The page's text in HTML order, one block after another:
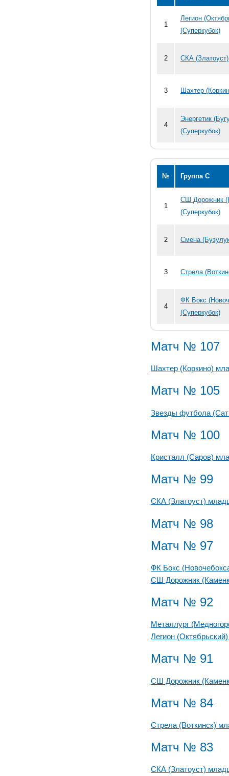
1
Легион
(Суперкубок)
2 СКА
3 Шахтер
4
Энергетик
(Суперкубок)
№ Группа С
1
СШ Дорожник
(Суперкубок)
2 Смена
3 Стрела
4
ФК Бокс
(Суперкубок)
Матч № 107
Шахтер (Коркино)
Матч № 105
Звезды футбола
Матч № 100
Кристалл (Саров)
Матч № 99
СКА (Златоуст)
Матч № 98
Матч № 97
ФК Бокс
СШ Дорожник
Матч № 92
Металлург
Легион
Матч № 91
СШ Дорожник
Матч № 84
Стрела (Воткинск)
Матч № 83
СКА (Златоуст)